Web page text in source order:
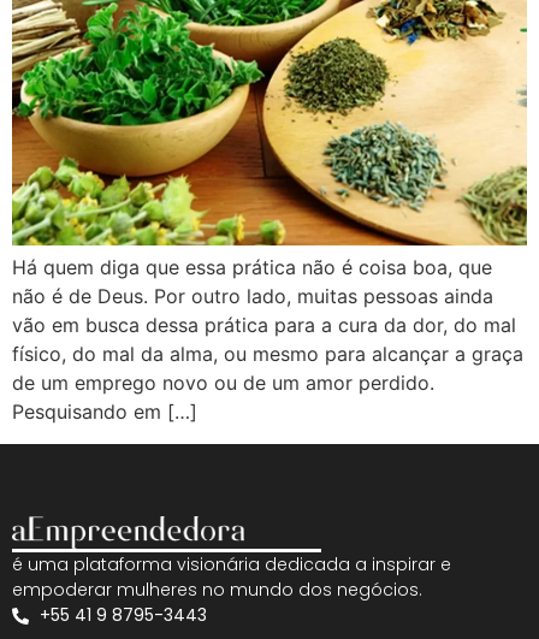
Há quem diga que essa prática não é coisa boa, que
não é de Deus. Por outro lado, muitas pessoas ainda
vão em busca dessa prática para a cura da dor, do mal
físico, do mal da alma, ou mesmo para alcançar a graça
de um emprego novo ou de um amor perdido.
Pesquisando em […]
é uma plataforma visionária dedicada a inspirar e
empoderar mulheres no mundo dos negócios.
+55 41 9 8795-3443